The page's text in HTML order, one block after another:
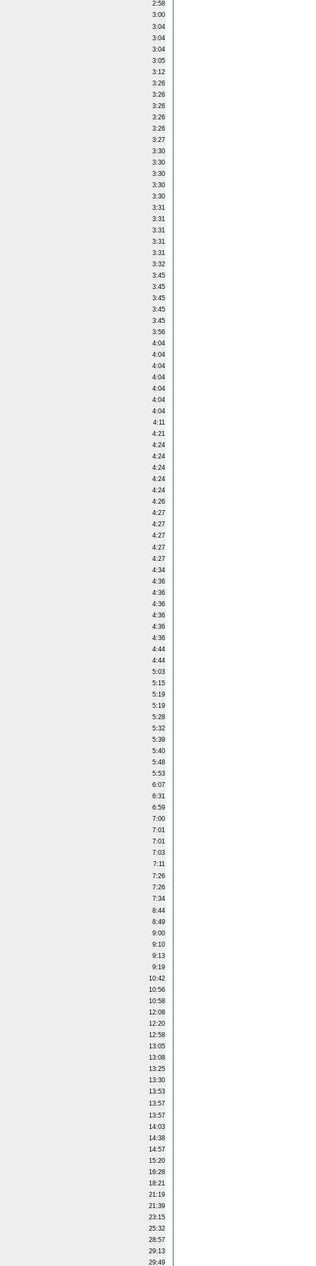
2:58
3:00
3:04
3:04
3:04
3:05
3:12
3:26
3:26
3:26
3:26
3:26
3:27
3:30
3:30
3:30
3:30
3:30
3:31
3:31
3:31
3:31
3:31
3:32
3:45
3:45
3:45
3:45
3:45
3:56
4:04
4:04
4:04
4:04
4:04
4:04
4:04
4:11
4:21
4:24
4:24
4:24
4:24
4:24
4:26
4:27
4:27
4:27
4:27
4:27
4:34
4:36
4:36
4:36
4:36
4:36
4:36
4:44
4:44
5:03
5:15
5:19
5:19
5:28
5:32
5:39
5:40
5:48
5:53
6:07
6:31
6:59
7:00
7:01
7:01
7:03
7:11
7:26
7:26
7:34
8:44
8:49
9:00
9:10
9:13
9:19
10:42
10:56
10:58
12:08
12:20
12:58
13:05
13:08
13:25
13:30
13:53
13:57
13:57
14:03
14:38
14:57
15:20
16:28
18:21
21:19
21:39
23:15
25:32
28:57
29:13
29:49